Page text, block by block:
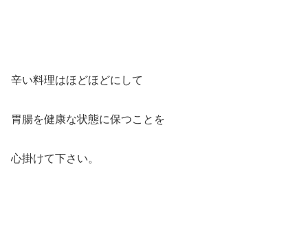
辛い料理はほどほどにして
胃腸を健康な状態に保つことを
心掛けて下さい。